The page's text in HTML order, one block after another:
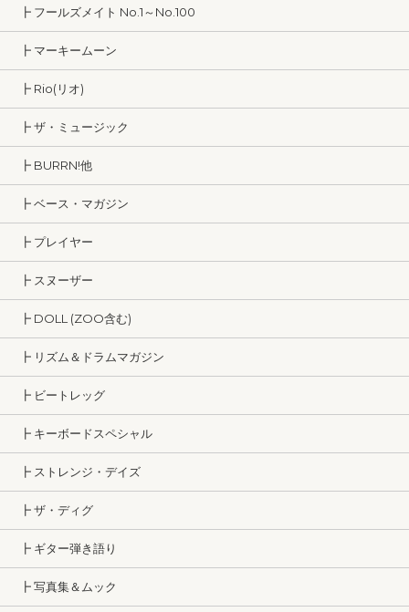
┣ フールズメイト No.1～No.100
┣ マーキームーン
┣ Rio(リオ)
┣ ザ・ミュージック
┣ BURRN!他
┣ ベース・マガジン
┣ プレイヤー
┣ スヌーザー
┣ DOLL (ZOO含む)
┣ リズム＆ドラムマガジン
┣ ビートレッグ
┣ キーボードスペシャル
┣ ストレンジ・デイズ
┣ ザ・ディグ
┣ ギター弾き語り
┣ 写真集＆ムック